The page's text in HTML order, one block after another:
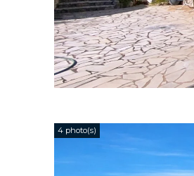
4 photo(s)